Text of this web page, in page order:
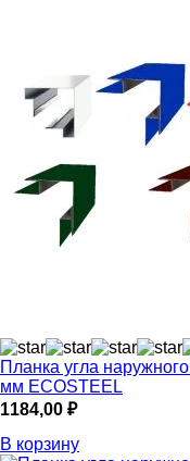
Планка угла
мм ECOSTEEL
1184,00 ₽
В корзину